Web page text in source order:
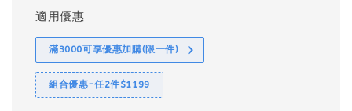
適用優惠
滿3000可享優惠加購(限一件)
組合優惠-任2件$1199